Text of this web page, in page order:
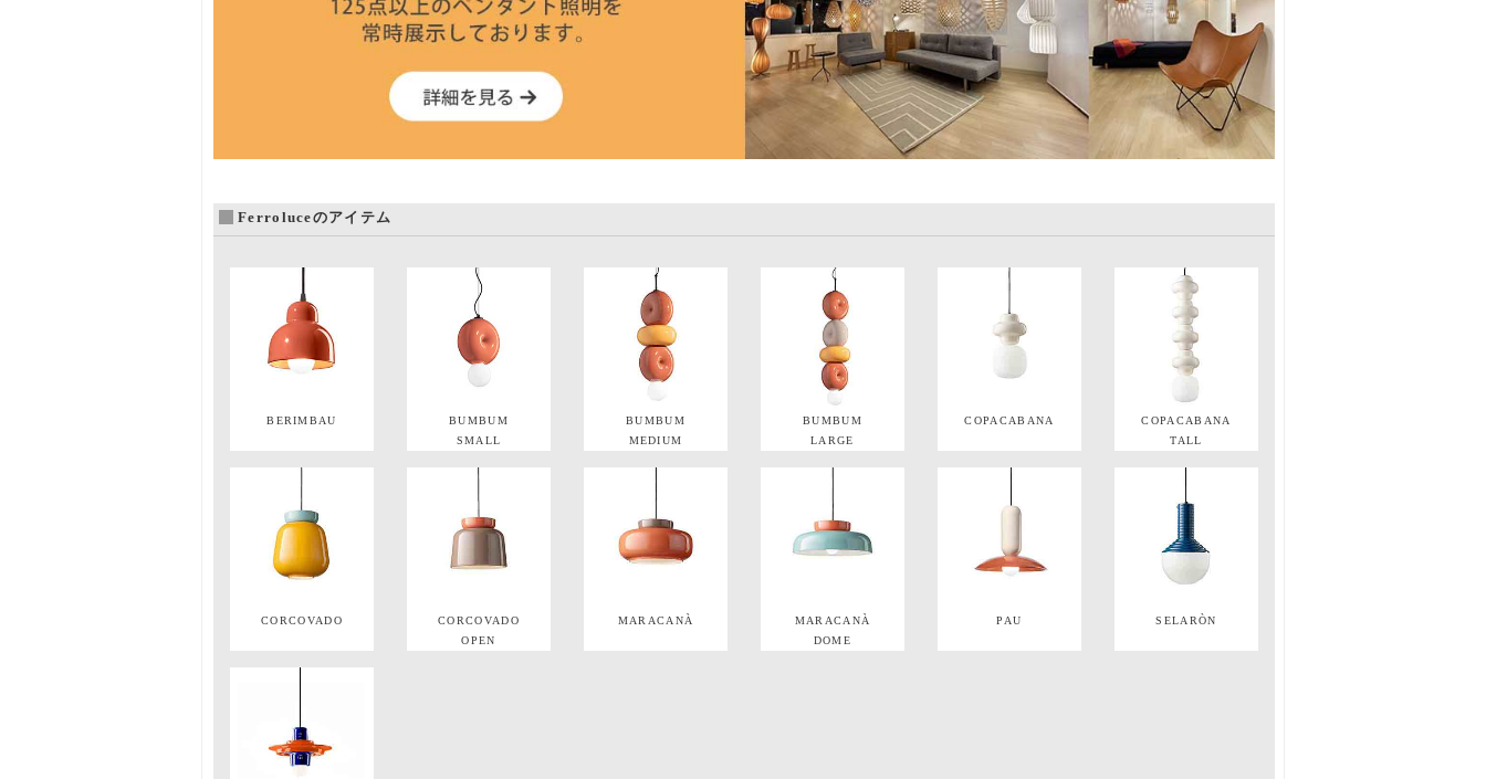
Ferroluceのアイテム
BERIMBAU
BUMBUM
SMALL
BUMBUM
MEDIUM
BUMBUM
LARGE
COPACABANA
COPACABANA
TALL
CORCOVADO
CORCOVADO
OPEN
MARACANÀ
MARACANÀ
DOME
PAU SELARÒN